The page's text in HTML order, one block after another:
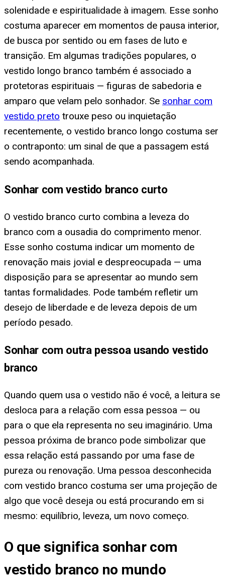
solenidade e espiritualidade à imagem. Esse sonho
costuma aparecer em momentos de pausa interior,
de busca por sentido ou em fases de luto e
transição. Em algumas tradições populares, o
vestido longo branco também é associado a
protetoras espirituais — figuras de sabedoria e
amparo que velam pelo sonhador. Se sonhar com
vestido preto trouxe peso ou inquietação
recentemente, o vestido branco longo costuma ser
o contraponto: um sinal de que a passagem está
sendo acompanhada.
Sonhar com vestido branco curto
O vestido branco curto combina a leveza do
branco com a ousadia do comprimento menor.
Esse sonho costuma indicar um momento de
renovação mais jovial e despreocupada — uma
disposição para se apresentar ao mundo sem
tantas formalidades. Pode também refletir um
desejo de liberdade e de leveza depois de um
período pesado.
Sonhar com outra pessoa usando vestido
branco
Quando quem usa o vestido não é você, a leitura se
desloca para a relação com essa pessoa — ou
para o que ela representa no seu imaginário. Uma
pessoa próxima de branco pode simbolizar que
essa relação está passando por uma fase de
pureza ou renovação. Uma pessoa desconhecida
com vestido branco costuma ser uma projeção de
algo que você deseja ou está procurando em si
mesmo: equilíbrio, leveza, um novo começo.
O que significa sonhar com
vestido branco no mundo